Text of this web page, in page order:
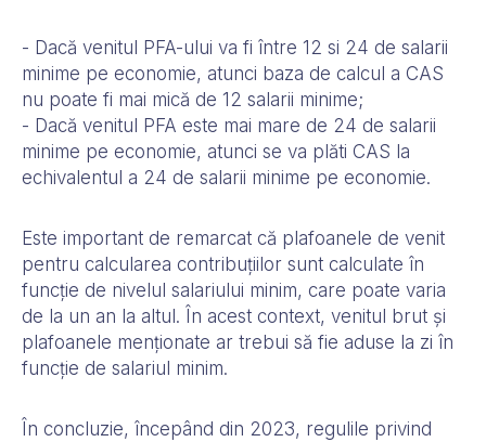
- Dacă venitul PFA-ului va fi între 12 si 24 de salarii
minime pe economie, atunci baza de calcul a CAS
nu poate fi mai mică de 12 salarii minime;
- Dacă venitul PFA este mai mare de 24 de salarii
minime pe economie, atunci se va plăti CAS la
echivalentul a 24 de salarii minime pe economie.
Este important de remarcat că plafoanele de venit
pentru calcularea contribuțiilor sunt calculate în
funcție de nivelul salariului minim, care poate varia
de la un an la altul. În acest context, venitul brut și
plafoanele menționate ar trebui să fie aduse la zi în
funcție de salariul minim.
În concluzie, începând din 2023, regulile privind